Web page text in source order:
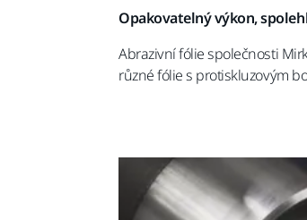
Opakovatelný výkon,
Abrazivní fólie společnosti
různé fólie s protiskluzovým